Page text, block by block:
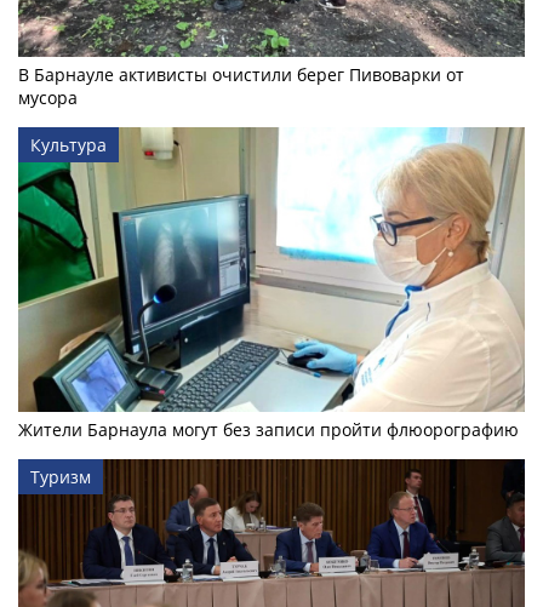
В Барнауле активисты очистили берег Пивоварки от
мусора
Культура
Жители Барнаула могут без записи пройти флюорографию
Туризм